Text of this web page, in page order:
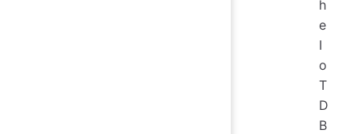
h
e
I
o
T
D
B